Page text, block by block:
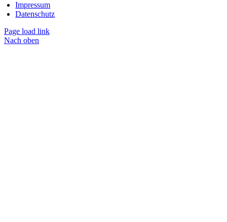
Impressum
Datenschutz
Page load link
Nach oben